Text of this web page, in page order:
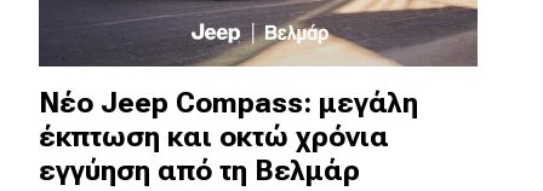
Συγκρίνουμε
Αγώνες
Formula 1
Νέο Jeep Compass: μεγάλη
έκπτωση και οκτώ χρόνια
εγγύηση από τη Βελμάρ